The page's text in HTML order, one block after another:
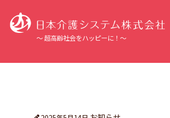
～ 超高齢社会をハッピーに！～